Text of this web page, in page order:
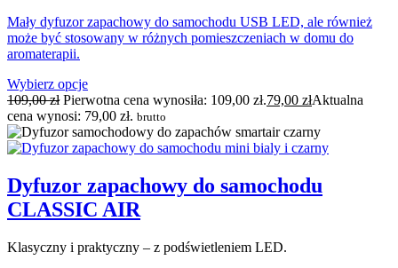
Mały dyfuzor zapachowy do samochodu USB LED, ale również
może być stosowany w różnych pomieszczeniach w domu do
aromaterapii.
Wybierz opcje
109,00zł Pierwotna cena wynosiła: 109,00 zł.79,00 złAktualna
cena wynosi: 79,00 zł. brutto
Dyfuzor zapachowy do samochodu
CLASSIC AIR
Klasyczny i praktyczny – z podświetleniem LED.